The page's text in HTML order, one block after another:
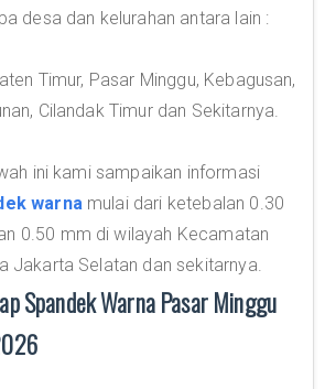
desa dan kelurahan antara lain :
Timur, Pasar Minggu, Kebagusan,
Cilandak Timur dan Sekitarnya.
ini kami sampaikan informasi
warnamulai dari ketebalan 0.30
0.50 mm di wilayah Kecamatan
Jakarta Selatan dan sekitarnya.
Spandek Warna Pasar Minggu